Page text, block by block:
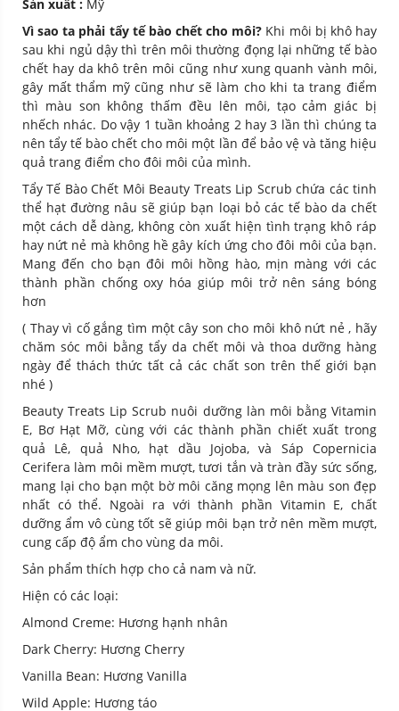
Sản xuất : Mỹ
Vì sao ta phải tẩy tế bào chết cho môi? Khi môi bị khô hay
sau khi ngủ dậy thì trên môi thường đọng lại những tế bào
chết hay da khô trên môi cũng như xung quanh vành môi,
gây mất thẩm mỹ cũng như sẽ làm cho khi ta trang điểm
thì màu son không thấm đều lên môi, tạo cảm giác bị
nhếch nhác. Do vậy 1 tuần khoảng 2 hay 3 lần thì chúng ta
nên tẩy tế bào chết cho môi một lần để bảo vệ và tăng hiệu
quả trang điểm cho đôi môi của mình.
Tẩy Tế Bào Chết Môi Beauty Treats Lip Scrub chứa các tinh
thể hạt đường nâu sẽ giúp bạn loại bỏ các tế bào da chết
một cách dễ dàng, không còn xuất hiện tình trạng khô ráp
hay nứt nẻ mà không hề gây kích ứng cho đôi môi của bạn.
Mang đến cho bạn đôi môi hồng hào, mịn màng với các
thành phần chống oxy hóa giúp môi trở nên sáng bóng
hơn
( Thay vì cố gắng tìm một cây son cho môi khô nứt nẻ , hãy
chăm sóc môi bằng tẩy da chết môi và thoa dưỡng hàng
ngày để thách thức tất cả các chất son trên thế giới bạn
nhé )
Beauty Treats Lip Scrub nuôi dưỡng làn môi bằng Vitamin
E, Bơ Hạt Mỡ, cùng với các thành phần chiết xuất trong
quả Lê, quả Nho, hạt dầu Jojoba, và Sáp Copernicia
Cerifera làm môi mềm mượt, tươi tắn và tràn đầy sức sống,
mang lại cho bạn một bờ môi căng mọng lên màu son đẹp
nhất có thể. Ngoài ra với thành phần Vitamin E, chất
dưỡng ẩm vô cùng tốt sẽ giúp môi bạn trở nên mềm mượt,
cung cấp độ ẩm cho vùng da môi.
Sản phẩm thích hợp cho cả nam và nữ.
Hiện có các loại:
Almond Creme: Hương hạnh nhân
Dark Cherry: Hương Cherry
Vanilla Bean: Hương Vanilla
Wild Apple: Hương táo